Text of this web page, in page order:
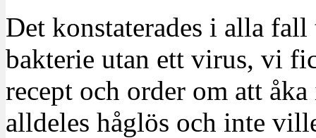
Det konstaterades i alla
bakterie utan ett virus, vi
recept och order om att
alldeles håglös och inte